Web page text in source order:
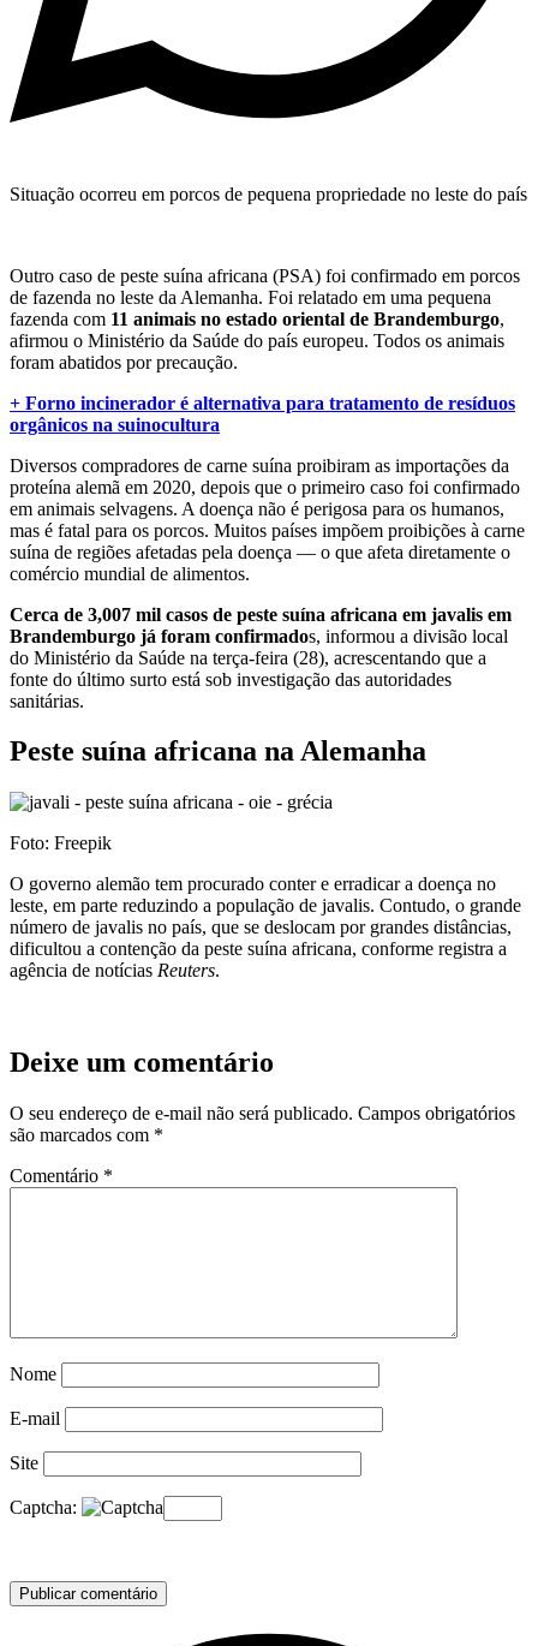
Situação ocorreu em porcos de pequena propriedade no leste do país
Outro caso de peste suína africana (PSA) foi confirmado em porcos
de fazenda no leste da Alemanha. Foi relatado em uma pequena
fazenda com 11 animais no estado oriental de Brandemburgo,
afirmou o Ministério da Saúde do país europeu. Todos os animais
foram abatidos por precaução.
+ Forno incinerador é alternativa para tratamento de resíduos
orgânicos na suinocultura
Diversos compradores de carne suína proibiram as importações da
proteína alemã em 2020, depois que o primeiro caso foi confirmado
em animais selvagens. A doença não é perigosa para os humanos,
mas é fatal para os porcos. Muitos países impõem proibições à carne
suína de regiões afetadas pela doença — o que afeta diretamente o
comércio mundial de alimentos.
Cerca de 3,007 mil casos de peste suína africana em javalis em
Brandemburgo já foram confirmados, informou a divisão local
do Ministério da Saúde na terça-feira (28), acrescentando que a
fonte do último surto está sob investigação das autoridades
sanitárias.
Peste suína africana na Alemanha
Foto: Freepik
O governo alemão tem procurado conter e erradicar a doença no
leste, em parte reduzindo a população de javalis. Contudo, o grande
número de javalis no país, que se deslocam por grandes distâncias,
dificultou a contenção da peste suína africana, conforme registra a
agência de notícias Reuters.
Deixe um comentário
O seu endereço de e-mail não será publicado. Campos obrigatórios
são marcados com *
Comentário *
Nome
E-mail
Site
Captcha: